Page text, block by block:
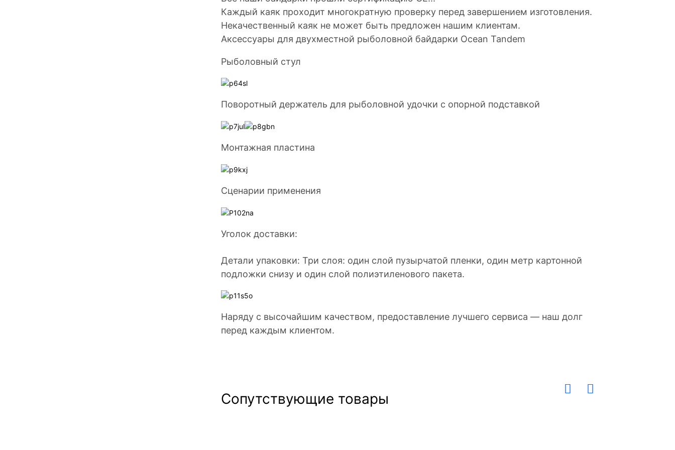
Каждый каяк проходит многократную проверку перед завершением изготовления.
Некачественный каяк не может быть предложен нашим клиентам.
Аксессуары для двухместной рыболовной байдарки Ocean Tandem
Рыболовный стул
Поворотный держатель для рыболовной удочки с опорной подставкой
Монтажная пластина
Сценарии применения
Уголок доставки:
Детали упаковки: Три слоя: один слой пузырчатой ​​пленки, один метр картонной
подложки снизу и один слой полиэтиленового пакета.
Наряду с высочайшим качеством, предоставление лучшего сервиса — наш долг
перед каждым клиентом.
Сопутствующие товары